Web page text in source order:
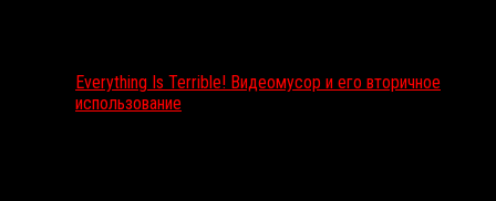
Everything Is Terrible! Видеомусор и его вторичное
использование